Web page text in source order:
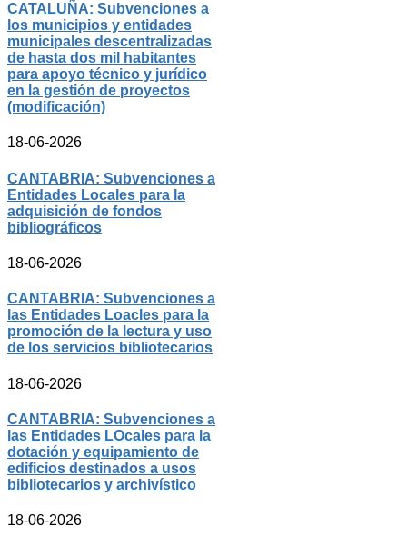
CATALUÑA: Subvenciones a
los municipios y entidades
municipales descentralizadas
de hasta dos mil habitantes
para apoyo técnico y jurídico
en la gestión de proyectos
(modificación)
18-06-2026
CANTABRIA: Subvenciones a
Entidades Locales para la
adquisición de fondos
bibliográficos
18-06-2026
CANTABRIA: Subvenciones a
las Entidades Loacles para la
promoción de la lectura y uso
de los servicios bibliotecarios
18-06-2026
CANTABRIA: Subvenciones a
las Entidades LOcales para la
dotación y equipamiento de
edificios destinados a usos
bibliotecarios y archivístico
18-06-2026